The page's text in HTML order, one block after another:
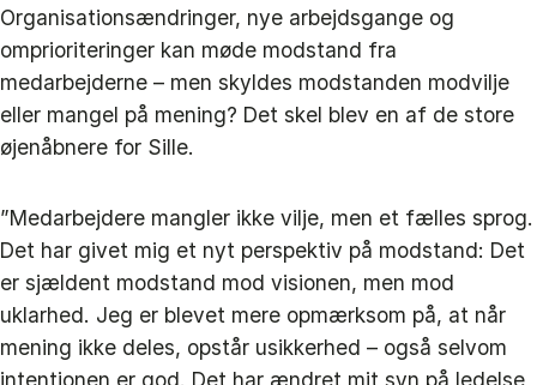
Organisationsændringer, nye arbejdsgange og
omprioriteringer kan møde modstand fra
medarbejderne – men skyldes modstanden modvilje
eller mangel på mening? Det skel blev en af de store
øjenåbnere for Sille.
”Medarbejdere mangler ikke vilje, men et fælles sprog.
Det har givet mig et nyt perspektiv på modstand: Det
er sjældent modstand mod visionen, men mod
uklarhed. Jeg er blevet mere opmærksom på, at når
mening ikke deles, opstår usikkerhed – også selvom
intentionen er god. Det har ændret mit syn på ledelse